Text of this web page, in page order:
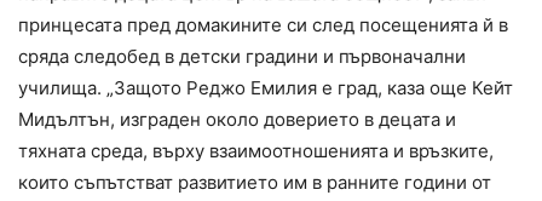
принцесата пред домакините си след посещенията й в
сряда следобед в детски градини и първоначални
училища. „Защото Реджо Емилия е град, каза още Кейт
Мидълтън, изграден около доверието в децата и
тяхната среда, върху взаимоотношенията и връзките,
които съпътстват развитието им в ранните години от